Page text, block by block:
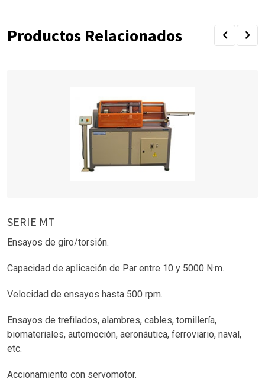
Productos Relacionados
SERIE MT
Ensayos de giro/torsión.
Capacidad de aplicación de Par entre 10 y 5000 N·m.
Velocidad de ensayos hasta 500 rpm.
Ensayos de trefilados, alambres, cables, tornillería,
biomateriales, automoción, aeronáutica, ferroviario, naval,
etc.
Accionamiento con servomotor.